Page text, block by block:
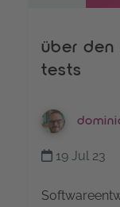
über den
tests
19 Jul 23